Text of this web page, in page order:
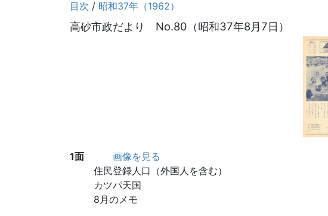
目次 / 昭和37年（1962）
高砂市政だより No.80（昭和37年8月7日）
1面
画像を見る
住民登録人口（外国人を含む）
カツパ天国
8月のメモ